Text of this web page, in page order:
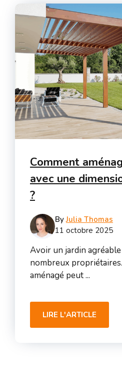
Comment
avec une
?
ByJulia Thomas
11 octobre 2025
Avoir un jardin
nombreux
aménagé peut ...
LIRE L'ARTICLE